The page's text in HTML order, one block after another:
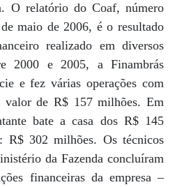
O relatório do Coaf, número
maio de 2006, é o resultado
realizado em diversos
2000 e 2005, a Finambrás
e fez várias operações com
valor de R$ 157 milhões. Em
bate a casa dos R$ 145
R$ 302 milhões. Os técnicos
da Fazenda concluíram
financeiras da empresa –